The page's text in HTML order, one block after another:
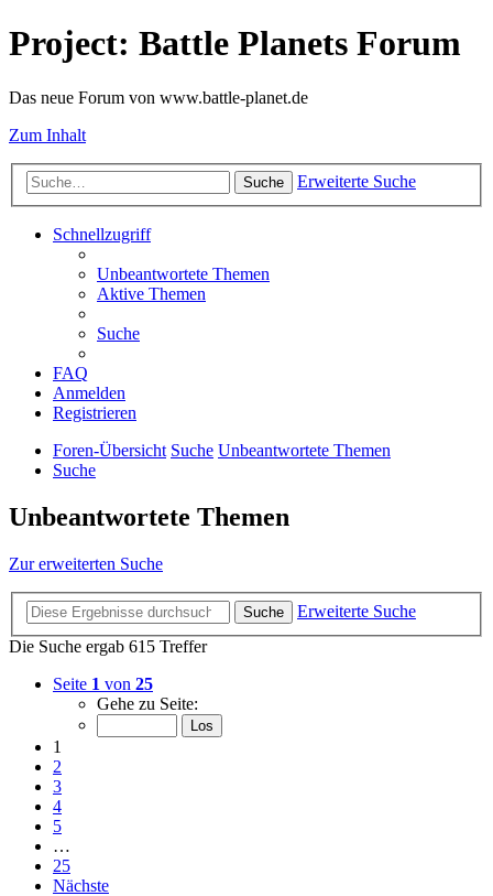
Project: Battle Planets Forum
Das neue Forum von www.battle-planet.de
Zum Inhalt
Suche Erweiterte Suche
Schnellzugriff
Unbeantwortete Themen
Aktive Themen
Suche
FAQ
Anmelden
Registrieren
Foren-Übersicht Suche Unbeantwortete Themen
Suche
Unbeantwortete Themen
Zur erweiterten Suche
Suche
Erweiterte Suche
Die Suche ergab 615 Treffer
Seite 1 von 25
Gehe zu Seite:
1
2
3
4
5
…
25
Nächste